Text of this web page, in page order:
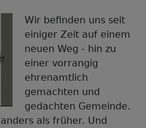
Wir befinden uns seit
einiger Zeit auf einem
neuen Weg - hin zu
einer vorrangig
ehrenamtlich
gemachten und
gedachten Gemeinde.
als früher. Und